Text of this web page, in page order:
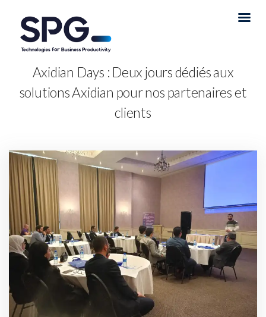
Axidian Days : Deux jours dédiés aux
solutions Axidian pour nos partenaires et
clients